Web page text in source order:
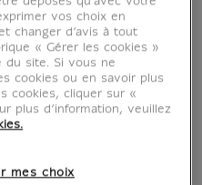
vos choix en
changer d’avis à tout
« Gérer les cookies »
du site. Si vous ne
cookies ou en savoir plus
cookies, cliquer sur «
plus d’information, veuillez
mes choix